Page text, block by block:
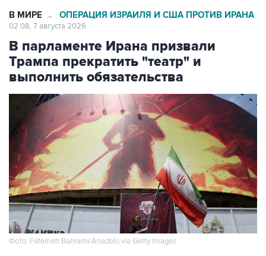
В МИРЕ → ОПЕРАЦИЯ ИЗРАИЛЯ И США ПРОТИВ ИРАНА
02:08, 7 августа 2026
В парламенте Ирана призвали
Трампа прекратить "театр" и
выполнить обязательства
Фото: Fatemeh Bahrami/Anadolu via Getty Images